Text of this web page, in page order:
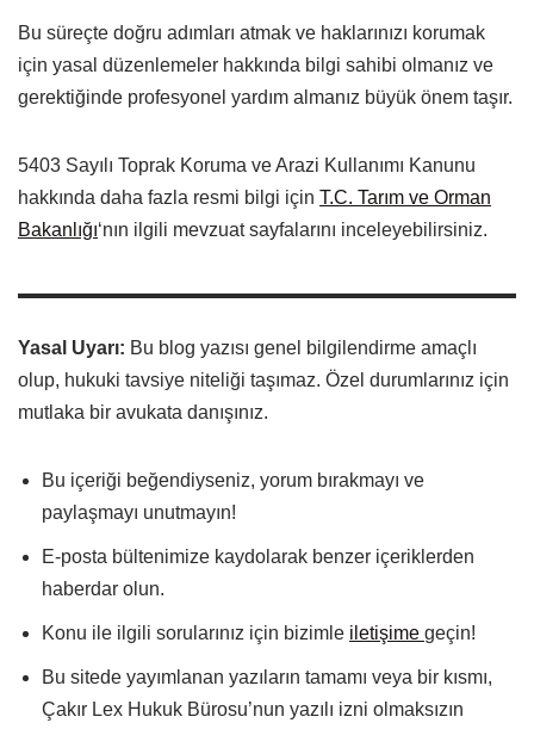
Bu süreçte doğru adımları atmak ve haklarınızı korumak
için yasal düzenlemeler hakkında bilgi sahibi olmanız ve
gerektiğinde profesyonel yardım almanız büyük önem taşır.
5403 Sayılı Toprak Koruma ve Arazi Kullanımı Kanunu
hakkında daha fazla resmi bilgi için T.C. Tarım ve Orman
Bakanlığı‘nın ilgili mevzuat sayfalarını inceleyebilirsiniz.
Yasal Uyarı: Bu blog yazısı genel bilgilendirme amaçlı
olup, hukuki tavsiye niteliği taşımaz. Özel durumlarınız için
mutlaka bir avukata danışınız.
Bu içeriği beğendiyseniz, yorum bırakmayı ve
paylaşmayı unutmayın!
E-posta bültenimize kaydolarak benzer içeriklerden
haberdar olun.
Konu ile ilgili sorularınız için bizimle iletişime geçin!
Bu sitede yayımlanan yazıların tamamı veya bir kısmı,
Çakır Lex Hukuk Bürosu’nun yazılı izni olmaksızın